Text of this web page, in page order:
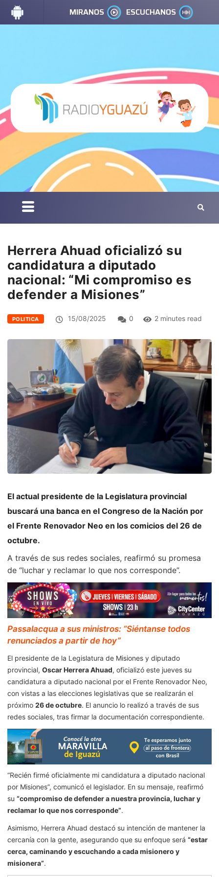
MIRANOS ESCUCHANOS
Herrera Ahuad oficializó su
candidatura a diputado
nacional: “Mi compromiso es
defender a Misiones”
POLITICA 15/08/2025 0 2 minutes read
El actual presidente de la Legislatura provincial
buscará una banca en el Congreso de la Nación por
el Frente Renovador Neo en los comicios del 26 de
octubre.
A través de sus redes sociales, reafirmó su promesa
de “luchar y reclamar lo que nos corresponde”.
Passalacqua a sus ministros: “Siéntanse todos
renunciados a partir de hoy”
El presidente de la Legislatura de Misiones y diputado
provincial, Oscar Herrera Ahuad, oficializó este jueves su
candidatura a diputado nacional por el Frente Renovador Neo,
con vistas a las elecciones legislativas que se realizarán el
próximo 26 de octubre. El anuncio lo realizó a través de sus
redes sociales, tras firmar la documentación correspondiente.
“Recién firmé oficialmente mi candidatura a diputado nacional
por Misiones”, comunicó el legislador. En su mensaje, reafirmó
su “compromiso de defender a nuestra provincia, luchar y
reclamar lo que nos corresponde”.
Asimismo, Herrera Ahuad destacó su intención de mantener la
cercanía con la gente, asegurando que su enfoque será “estar
cerca, caminando y escuchando a cada misionero y
misionera”.